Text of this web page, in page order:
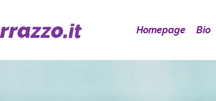
Homepage Bio